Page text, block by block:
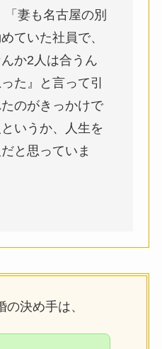
妻も名古屋の別
ていた社員で、
か2人は合うん
た』と言って引
のがきっかけで
いうか、人生を
と思っていま
決め手は、